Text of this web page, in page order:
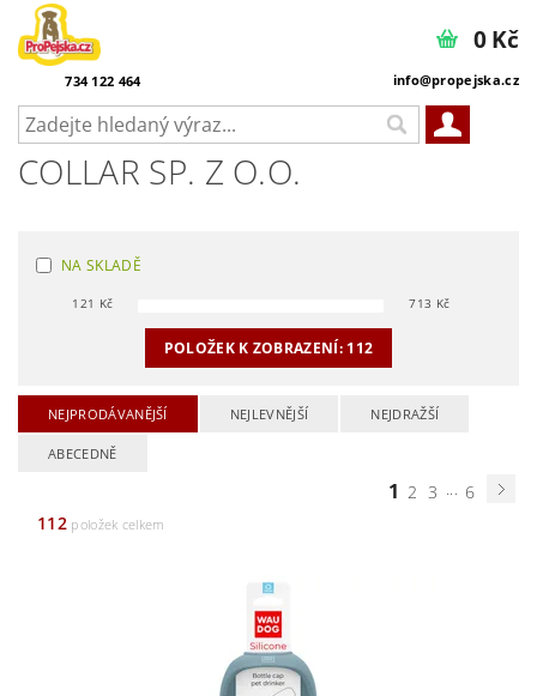
734 122 464 info@propejska.cz
0 Kč
COLLAR SP. Z O.O.
NA SKLADĚ
121 Kč 713 Kč
POLOŽEK K ZOBRAZENÍ: 112
NEJPRODÁVANĚJŠÍ NEJLEVNĚJŠÍ NEJDRAŽŠÍ
ABECEDNĚ
1 2 3 ... 6
112položek celkem